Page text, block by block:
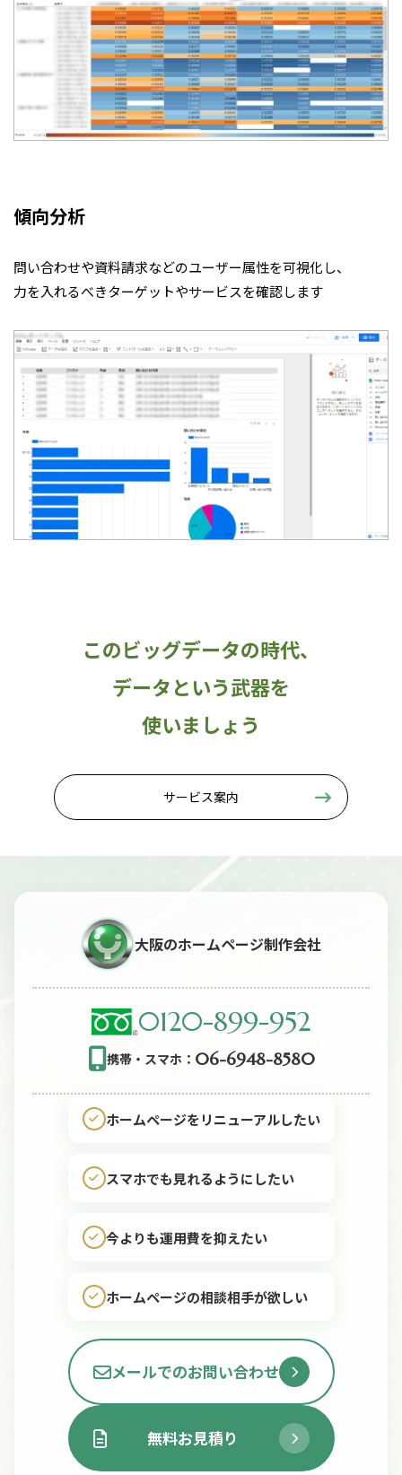
傾向分析
問い合わせや資料請求などのユーザー属性を可視化し、
力を入れるべきターゲットやサービスを確認します
このビッグデータの時代、
データという武器を
使いましょう
サービス案内
大阪のホームページ制作会社
0120-899-952
携帯・スマホ： 06-6948-8580
ホームページをリニューアルしたい
スマホでも見れるようにしたい
今よりも運用費を抑えたい
ホームページの相談相手が欲しい
メールでのお問い合わせ
無料お見積り